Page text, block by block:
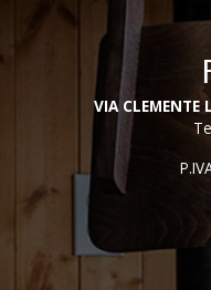
VIA CLEMENTE